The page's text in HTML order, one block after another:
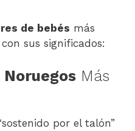
de bebés más
sus significados:
Más
por el talón”